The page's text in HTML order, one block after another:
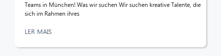
Teams in München! Was wir suchen Wir suchen kreative Talente, die
sich im Rahmen ihres
LER MAIS